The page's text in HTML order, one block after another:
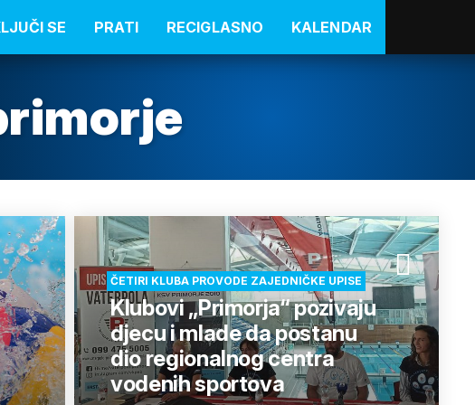
SE PRATI RECIGLASNO KALENDAR
ČETIRI KLUBA PROVODE ZAJEDNIČKE UPISE
Klubovi „Primorja“ pozivaju
djecu i mlade da postanu
dio regionalnog centra
vodenih sportova